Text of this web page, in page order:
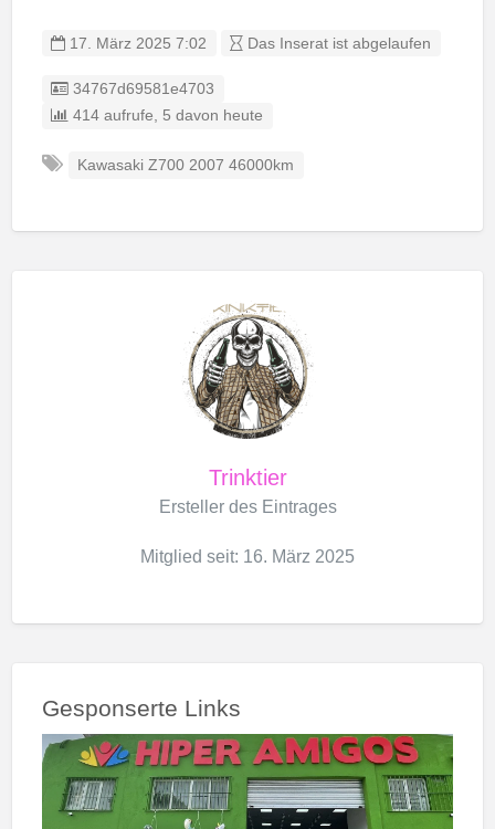
17. März 2025 7:02 Das Inserat ist abgelaufen
Eintrag-ID:
34767d69581e4703
414 aufrufe, 5 davon heute
Kawasaki Z700 2007 46000km
Trinktier
Ersteller des Eintrages
Mitglied seit: 16. März 2025
Gesponserte Links